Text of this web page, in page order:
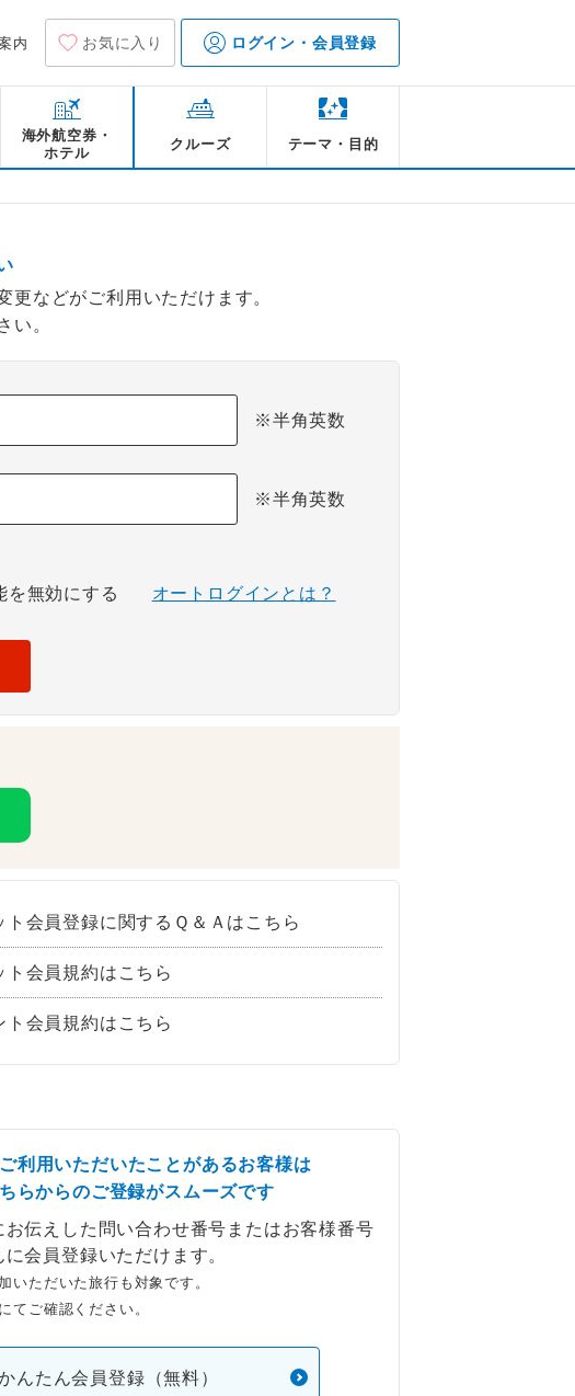
内 お気に入り ログイン・会員登録
海外航空券・
ホテル
クルーズ テーマ・目的
などがご利用いただけます。
い。
※半角英数
※半角英数
を無効にする オートログインとは？
ト会員登録に関するＱ＆Ａはこちら
ト会員規約はこちら
ト会員規約はこちら
利用いただいたことがあるお客様は
らからのご登録がスムーズです
お伝えした問い合わせ番号またはお客様番号
会員登録いただけます。
いただいた旅行も対象です。
てご確認ください。
んたん会員登録（無料）